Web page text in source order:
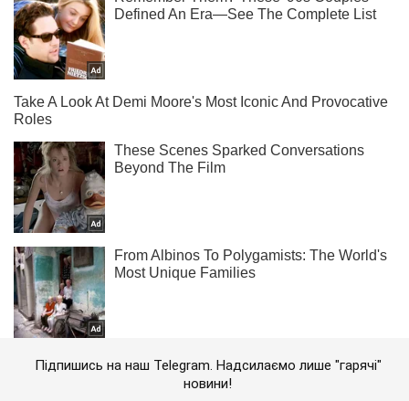
Підпишись на наш Telegram. Надсилаємо лише "гарячі"
новини!